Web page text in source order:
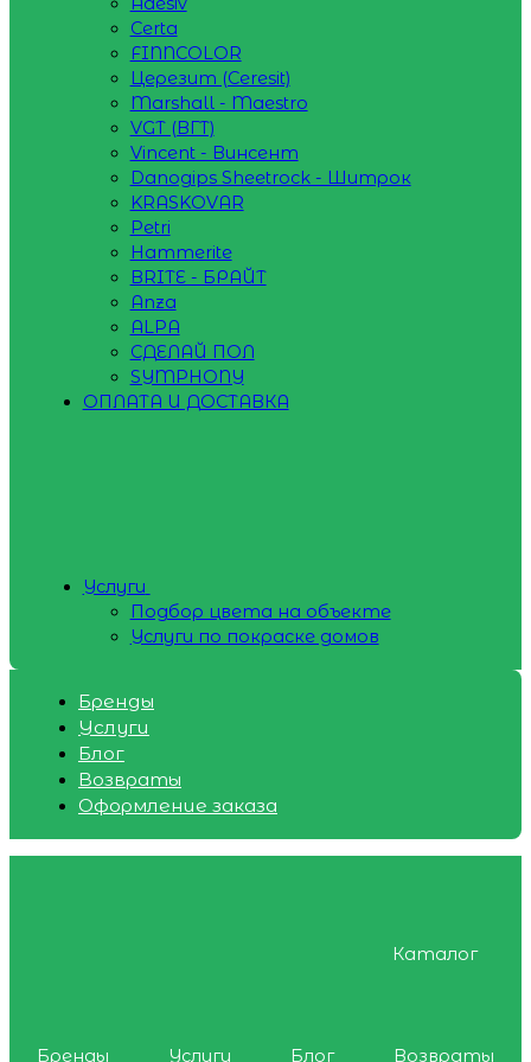
Certa
FINNCOLOR
Церезит (Ceresit)
Marshall - Maestro
VGT (ВГТ)
Vincent - Винсент
Danogips Sheetrock - Шитрок
KRASKOVAR
Petri
Hammerite
BRITE - БРАЙТ
Anza
ALPA
СДЕЛАЙ ПОЛ
SYMPHONY
ОПЛАТА И ДОСТАВКА
Услуги
Подбор цвета на объекте
Услуги по покраске домов
Бренды
Услуги
Блог
Возвраты
Оформление заказа
Каталог
Бренды Услуги Блог
Возвраты